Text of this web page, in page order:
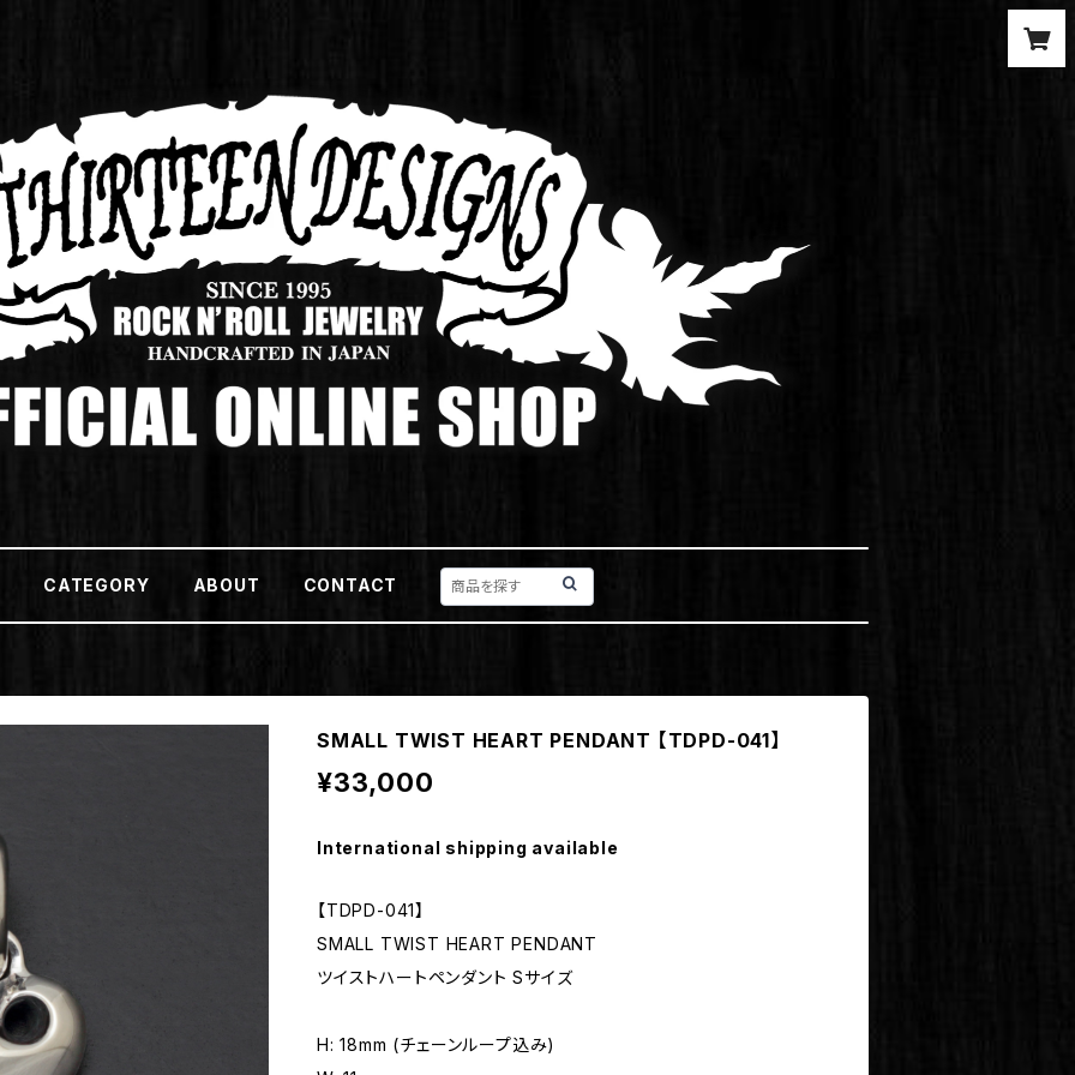
CATEGORY ABOUT CONTACT
SMALL TWIST HEART PENDANT 【TDPD-041】
¥33,000
International shipping available
【TDPD-041】
SMALL TWIST HEART PENDANT
ツイストハートペンダント Sサイズ
H: 18mm (チェーンループ込み)